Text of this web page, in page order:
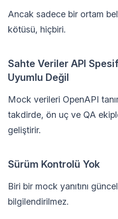
Ancak sadece bir ortam
kötüsü, hiçbiri.
Sahte Veriler API
Uyumlu Değil
Mock verileri OpenAPI
takdirde, ön uç ve QA
geliştirir.
Sürüm Kontrolü Yok
Biri bir mock yanıtını
bilgilendirilmez.